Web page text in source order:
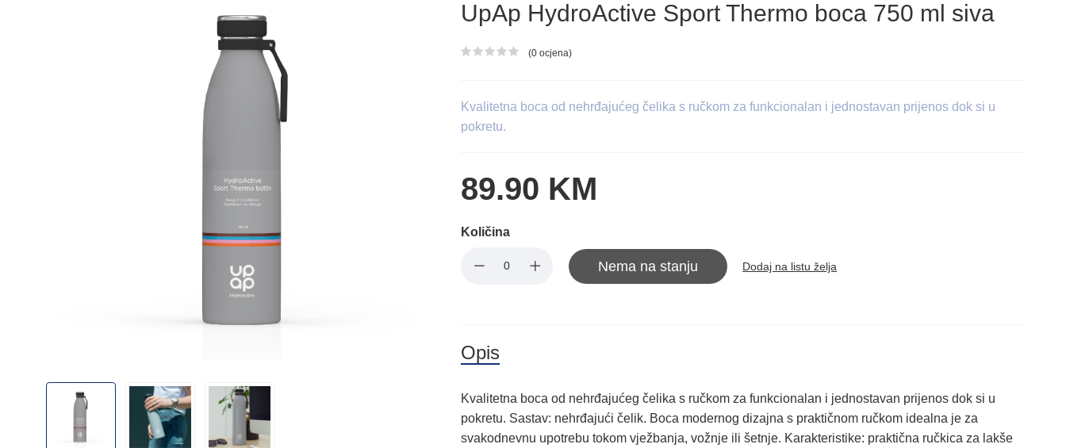
UpAp HydroActive Sport Thermo boca 750 ml siva
Ocjena proizvoda
(0 ocjena)
Kvalitetna boca od nehrđajućeg čelika s ručkom za funkcionalan i jednostavan prijenos dok si u
pokretu.
89.90 KM
Količina
Nema na stanju Dodaj na listu želja
Opis
Kvalitetna boca od nehrđajućeg čelika s ručkom za funkcionalan i jednostavan prijenos dok si u
pokretu. Sastav: nehrđajući čelik. Boca modernog dizajna s praktičnom ručkom idealna je za
svakodnevnu upotrebu tokom vježbanja, vožnje ili šetnje. Karakteristike: praktična ručkica za lakše